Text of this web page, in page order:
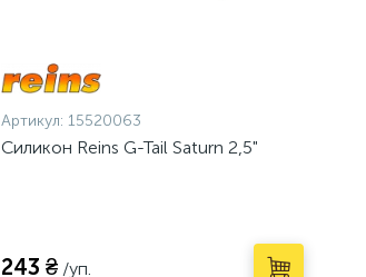
Артикул: 15520063
Силикон Reins G-Tail Saturn 2,5"
243 ₴ /уп.